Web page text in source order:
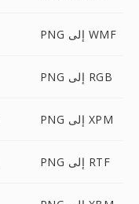
PNG إلى WMF
PNG إلى RGB
PNG إلى XPM
PNG إلى RTF